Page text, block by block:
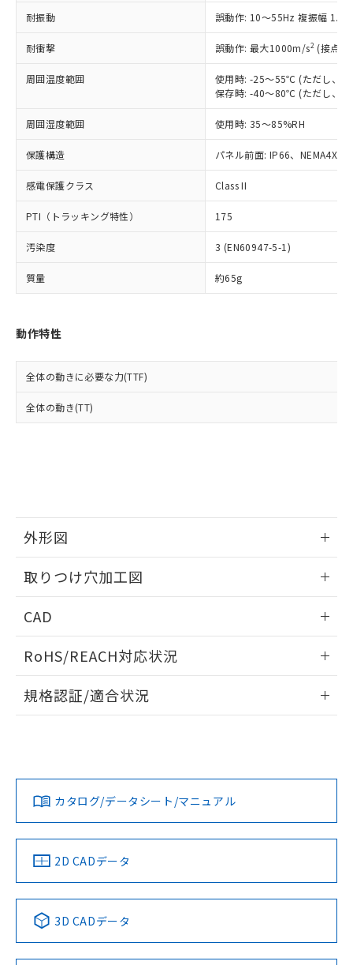
耐振動 誤動作: 10～55Hz 複振幅
耐衝撃 誤動作: 最大1000m/s2 (接点
周囲温度範囲
使用時: -25～55℃ (ただし、氷
保存時: -40～80℃ (ただし、氷
周囲湿度範囲 使用時: 35～85%RH
保護構造 パネル前面: IP66、NEMA4X,
感電保護クラス Class II
PTI（トラッキング特性） 175
汚染度 3 (EN60947-5-1)
質量 約65g
動作特性
全体の動きに必要な力(TTF)
全体の動き(TT)
外形図
取りつけ穴加工図
CAD
ドすることができます。
ログイン/会員登録
ダウンロードデータをご利用いただく前に、以下を必ずお読
みください。
ソフトウェアの使用条件
RoHS/REACH対応状況
EU RoHS 注意事項・凡例
対応済み
中国 RoHS 注意事項・凡例
Pb Hg Cd Cr(VI)
規格認証/適合状況
LR型式承認
（イギリス
船舶規格）
DNV型式承認
（ノルウェー
BV型式承認
（フランス
KR型式
（韓国
No No No No
この製品の規格認証/適合状況ページへ
その他の認証はこちらのページからご検索ください
カタログ/データシート/マニュアル
2D CADデータ
3D CADデータ
記載している更新日時点での社内デー
タに基づき作成されるものであり、閲
覧された時点での実際の在庫および標
準価格とは異なる場合があることをご
正式な納期状況および標準価格はお客
様のお取引先、またはお客様担当のオ
ムロン制御機器販売店・当社販売員に
オムロン制御機器販売店や当社販売拠
販売ネットワーク
」をご確認
ください。
在庫状況および標準価格結果を当社の
事前の承諾なく第三者に漏洩または開
示しないようお願いします。
マイパーツ機能（部品リスト作成サー
ビス）をご利用いただくには、I-Web
メンバーズにご登録されている必要が
および当社の共同利用者が、当社の製
品・サービスに関するお客様との取
をご了承ください。
※当社の共同利用者とは、"個人情報
鉛(Pb) 1000ppm以下、 水銀(Hg) 1000ppm以下、 カド
六価クロム(Cr(Ⅵ)) 1000ppm以下、ポリ臭化ビフェニル
類(PBB) 1000ppm以下、ポリ臭化ジフェニルエーテル類
(PBDE) 1000ppm以下、フタル酸ビス(2-エチルヘキシ
ル) (DEHP)(別名：DOP) 1000ppm以下、フタル酸ブチ
ルベンジル（BBP） 1000ppm以下、フタル酸ジブチル
（DBP） 1000ppm以下、フタル酸ジイソブチル
(DIBP) 1000ppm以下
但し、RoHS指令で産業用監視および制御機器に対する
適用除外項目は除く。
フタル酸エステル類の４物質については閾値を超える意
図的な使用がないことを確認しています。
※2 対応予定月
部品在庫の切り替え状況などにより、予定
月が前後することがあります。
下記の非含有証明書をダウンロードするこ
とができます。
EU RoHS指令（10物質）の非含有証明書
物質の対応では、対応完了までの期間は出
荷製品に未対応品が混在することから備考
既に当社にて対応品への在庫切替を完了
していることから、特段のことがない限
り、2022年1月12日より割愛しておりま
*中国RoHS10物質の基準値 (GB/T26572)：
Pb(鉛) :1000ppm、 Hg(水銀) : 1000ppm、 Cd(カドミウ
Cr(Ⅵ)(六価クロム) : 1000ppm、 PBBs(ポリ臭化ビフェ
ニル類) : 1000ppm、 PBDEs(ポリ臭化ジフェニルエーテ
ル) : 1000ppm、
DEHP(フタル酸ビス(2-エチルヘキシル)) : 1000ppm
※2 環境保護使用期限
「ｅ」：有害物質（10物質）のすべてが基
準値以下であることを示します。
「10」：通常の使用状況下において有害物
質が外部に漏えいし、環境に深刻な影響を
及ぼさない年数を意味します。
（以下｢規制貨物等」という）を輸出
または国外への提供する場合は、日本
国政府の輸出許可(または役務取引許
可)を取得するなどの必要な手続きを
当社は規制貨物を破棄する場合は、完
全に破砕するなど、違法に輸出されな
いよう必要な手段を講じます。
当社は貴社製品を、核兵器、ミサイ
ル、化学兵器、生物兵器またはその他
武器並びにこれらの製造装置等に一切
使用いたしません。
当社は、貴社製品を第三者に販売する
場合は、上記1、2および3の内容を当
該第三者に通知します。また当社は、
販売先および販売に係わる関係者が違
法に輸出するおそれがある場合は、取
り引きをいたしません。
○ 一定数以上の在庫あり
△ 一定数には満たないが在庫あり
在庫なし(最新の在庫状況につ
いては、お客様のお取引先、ま
たはお客様担当のオムロン制御
機器販売店・当社販売員にご確
認ください)
受注生産機種、また在庫状況の
情報を公開していない機種